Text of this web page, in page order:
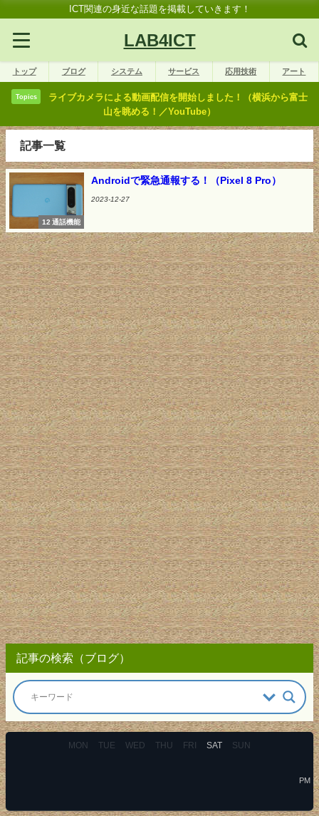
ICT関連の身近な話題を掲載していきます！
LAB4ICT
トップ ブログ システム サービス 応用技術 アート
Topics
ライブカメラによる動画配信を開始しました！（横浜から富士
山を眺める！／YouTube）
記事一覧
12 通話機能
Androidで緊急通報する！（Pixel 8 Pro）
2023-12-27
記事の検索（ブログ）
MON TUE WED THU FRI SAT SUN
PM